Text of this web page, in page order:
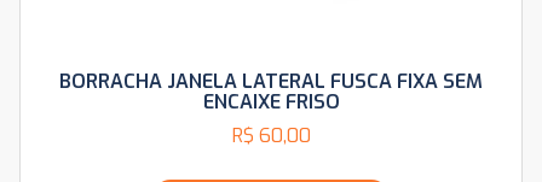
BORRACHA JANELA LATERAL FUSCA FIXA SEM
ENCAIXE FRISO
R$ 60,00